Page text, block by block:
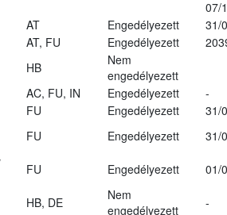
07/
AT Engedélyezett
31/
AT, FU Engedélyezett
HB
Nem
engedélyezett
AC, FU, IN Engedélyezett
-
FU Engedélyezett
31/
FU Engedélyezett
31/
FU Engedélyezett 01/
HB, DE
Nem
engedélyezett
-